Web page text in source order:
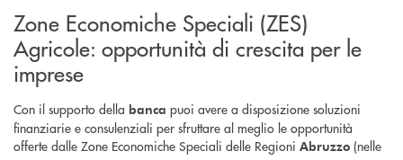
Zone Economiche Speciali (ZES)
Agricole: opportunità di crescita per le
imprese
Con il supporto della banca puoi avere a disposizione soluzioni
finanziarie e consulenziali per sfruttare al meglio le opportunità
offerte dalle Zone Economiche Speciali delle Regioni Abruzzo (nelle